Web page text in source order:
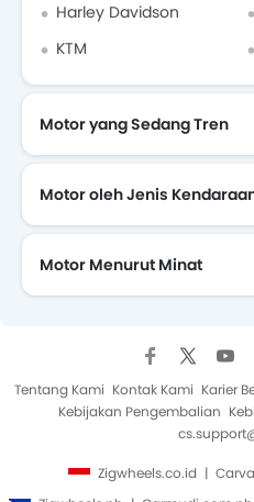
Harley Davidson
KTM
Motor yang Sedang Tren
Motor oleh Jenis
Motor Menurut Minat
Tentang Kami Kontak Kami Karier
Kebijakan Pengembalian
Zigwheels.co.id